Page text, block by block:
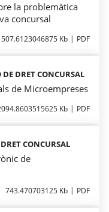
la problemàtica
concursal
507.6123046875 Kb PDF
DRET CONCURSAL
de Microempreses
Kb PDF
CONCURSAL
de
743.470703125 Kb PDF